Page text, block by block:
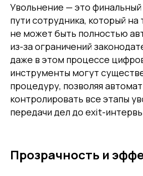
Увольнение — это
пути сотрудника, который
не может быть полностью
из-за ограничений
даже в этом процессе
инструменты могут
процедуру, позволяя
контролировать все этапы
передачи дел до exit-
Прозрачность и